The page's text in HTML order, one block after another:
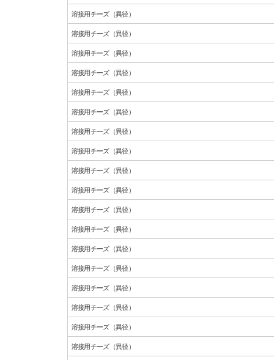
溶接用チーズ（異径）
溶接用チーズ（異径）
溶接用チーズ（異径）
溶接用チーズ（異径）
溶接用チーズ（異径）
溶接用チーズ（異径）
溶接用チーズ（異径）
溶接用チーズ（異径）
溶接用チーズ（異径）
溶接用チーズ（異径）
溶接用チーズ（異径）
溶接用チーズ（異径）
溶接用チーズ（異径）
溶接用チーズ（異径）
溶接用チーズ（異径）
溶接用チーズ（異径）
溶接用チーズ（異径）
溶接用チーズ（異径）